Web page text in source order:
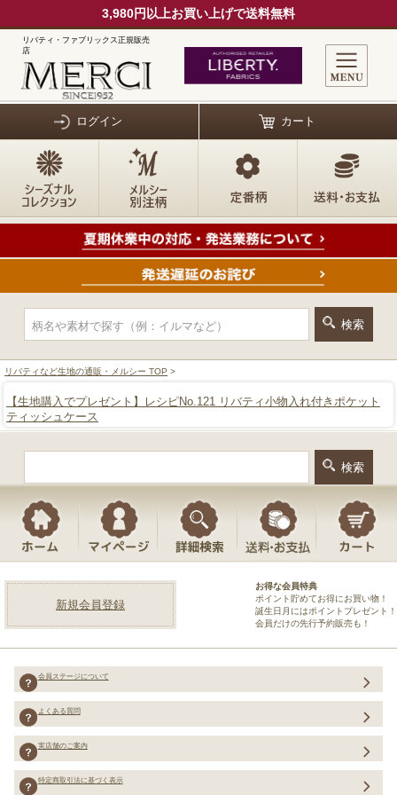
3,980円以上お買い上げで送料無料
リバティ・ファブリックス正規販売
店
ログイン カート
リバティなど生地の通販・メルシー TOP >
【生地購入でプレゼント】レシピNo.121 リバティ小物入れ付きポケット
ティッシュケース
新規会員登録
お得な会員特典
ポイント貯めてお得にお買い物！
誕生日月にはポイントプレゼント！
会員だけの先行予約販売も！
会員ステージについて
よくある質問
実店舗のご案内
特定商取引法に基づく表示